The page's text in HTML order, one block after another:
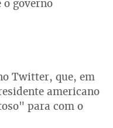
governo
Twitter, que, em
americano
para com o